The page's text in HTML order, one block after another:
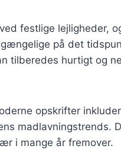
festlige lejligheder,
på det
tilberedes hurtigt og
opskrifter
madlavningstrends.
i mange år fremover.